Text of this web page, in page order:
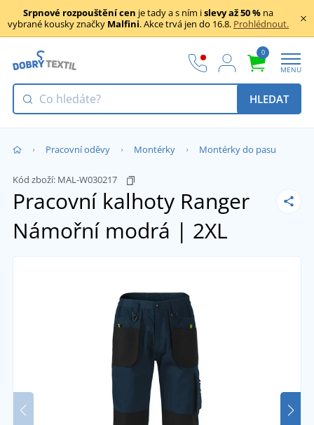
Srpnové rozpouštění cen je tady a s ním islevy až 50 % na
vybrané kousky značky Malfini. Akce trvá jen do 16.8. Prohlédnout.
0
MENU
HLEDAT
Pracovní oděvy Montérky Montérky do pasu
Kód zboží: MAL-W030217
Pracovní kalhoty Ranger
Námořní modrá | 2XL